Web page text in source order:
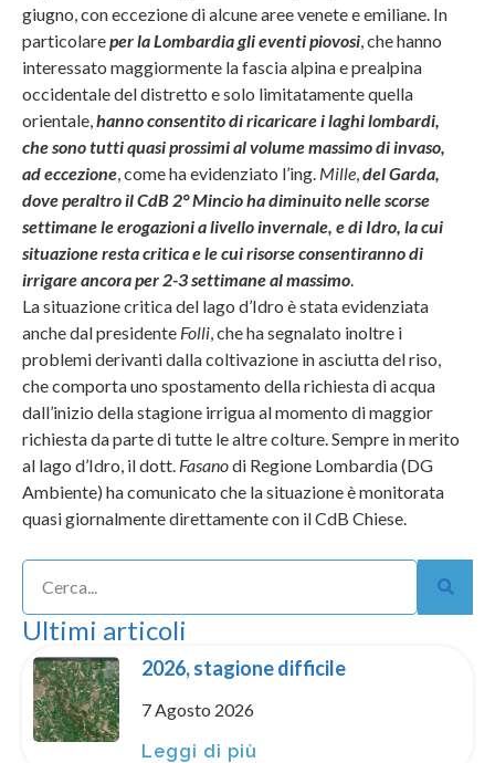
giugno, con eccezione di alcune aree venete e emiliane. In
particolareper la Lombardiagli eventi piovosi, che hanno
interessato maggiormente la fascia alpina e prealpina
occidentale del distretto e solo limitatamente quella
orientale,hanno consentito di ricaricare i laghi lombardi,
che sono tutti quasi prossimi al volume massimo di invaso,
ad eccezione, come ha evidenziato l’ing. Mille,del Garda,
dove peraltro il CdB 2° Mincio ha diminuito nelle scorse
settimane le erogazioni a livello invernale, e di Idro, la cui
situazione resta critica e le cui risorse consentiranno di
irrigare ancora per 2-3 settimane al massimo.
La situazione critica del lago d’Idro è stata evidenziata
anche dal presidente Folli, che ha segnalato inoltre i
problemi derivanti dalla coltivazione in asciutta del riso,
che comporta uno spostamento della richiesta di acqua
dall’inizio della stagione irrigua al momento di maggior
richiesta da parte di tutte le altre colture. Sempre in merito
al lago d’Idro, il dott. Fasanodi Regione Lombardia (DG
Ambiente) ha comunicato che la situazione è monitorata
quasi giornalmente direttamente con il CdB Chiese.
Ultimi articoli
2026, stagione difficile
7 Agosto 2026
Leggi di più